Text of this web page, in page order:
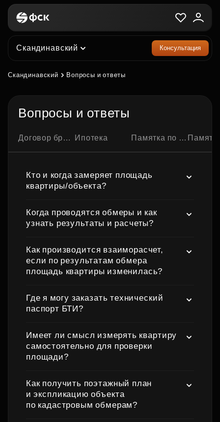
Скандинавский Консультация
Скандинавский Вопросы и ответы
Вопросы и ответы
Договор бронирования квартиры Ипотека Памятка по ипотечной сделке Памятка по
Кто и когда замеряет площадь
квартиры/объекта?
Когда проводятся обмеры и как
узнать результаты и расчеты?
Как производится взаиморасчет,
если по результатам обмера
площадь квартиры изменилась?
Где я могу заказать технический
паспорт БТИ?
Имеет ли смысл измерять квартиру
самостоятельно для проверки
площади?
Как получить поэтажный план
и экспликацию объекта
по кадастровым обмерам?